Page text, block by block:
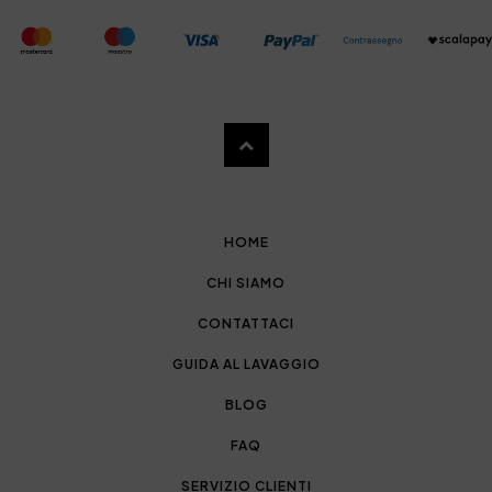
HOME
CHI SIAMO
CONTATTACI
GUIDA AL LAVAGGIO
BLOG
FAQ
SERVIZIO CLIENTI